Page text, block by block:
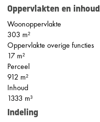
Oppervlakten en inhoud
Woonoppervlakte
303 m²
Oppervlakte overige functies
17 m²
Perceel
912 m²
Inhoud
1333 m³
Indeling